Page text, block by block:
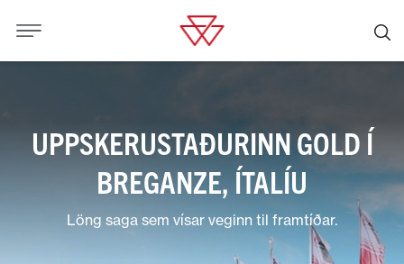
UPPSKERUSTAÐURINN GOLD Í
BREGANZE, ÍTALÍU
Löng saga sem vísar veginn til framtíðar.